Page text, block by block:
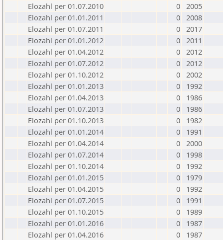
Elozahl per 01.07.2010
0 2005
Elozahl per 01.01.2011
0 2008
Elozahl per 01.07.2011
0 2017
Elozahl per 01.01.2012
0 2011
Elozahl per 01.04.2012
0 2012
Elozahl per 01.07.2012
0 2012
Elozahl per 01.10.2012
0 2002
Elozahl per 01.01.2013
0
1992
Elozahl per 01.04.2013
0
1986
Elozahl per 01.07.2013
0
1986
Elozahl per 01.10.2013
0
1982
Elozahl per 01.01.2014
0
1991
Elozahl per 01.04.2014
0 2000
Elozahl per 01.07.2014
0
1998
Elozahl per 01.10.2014
0
1992
Elozahl per 01.01.2015
0
1979
Elozahl per 01.04.2015
0
1992
Elozahl per 01.07.2015
0
1991
Elozahl per 01.10.2015
0
1989
Elozahl per 01.01.2016
0
1987
Elozahl per 01.04.2016
0
1987